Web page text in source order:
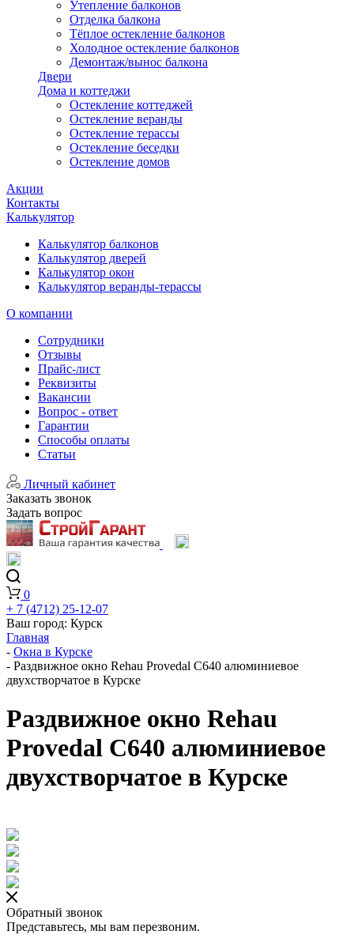
Утепление балконов
Отделка балкона
Тёплое остекление балконов
Холодное остекление балконов
Демонтаж/вынос балкона
Двери
Дома и коттеджи
Остекление коттеджей
Остекление веранды
Остекление терассы
Остекление беседки
Остекление домов
Акции
Контакты
Калькулятор
Калькулятор балконов
Калькулятор дверей
Калькулятор окон
Калькулятор веранды-терассы
О компании
Сотрудники
Отзывы
Прайс-лист
Реквизиты
Вакансии
Вопрос - ответ
Гарантии
Способы оплаты
Статьи
Личный кабинет
Заказать звонок
Задать вопрос
0
+ 7 (4712) 25-12-07
Ваш город: Курск
Главная
- Окна в Курске
- Раздвижное окно Rehau Provedal C640 алюминиевое
двухстворчатое в Курске
Раздвижное окно Rehau
Provedal C640 алюминиевое
двухстворчатое в Курске
Обратный звонок
Представьтесь, мы вам перезвоним.